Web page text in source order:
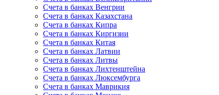
Счета в банках Венгрии
Счета в банках Казахстана
Счета в банках Кипра
Счета в банках Киргизии
Счета в банках Китая
Счета в банках Латвии
Счета в банках Литвы
Счета в банках Лихтенштейна
Счета в банках Люксембурга
Счета в банках Маврикия